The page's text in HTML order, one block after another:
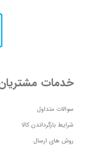
خدمات
سوالات متداول
شرایط بازگرداندن کالا
روش های ارسال